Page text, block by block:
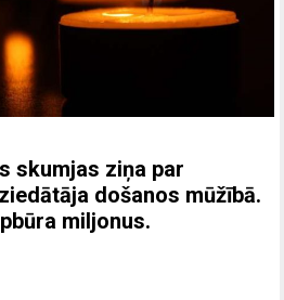
skumjas ziņa par
došanos mūžībā.
miljonus.